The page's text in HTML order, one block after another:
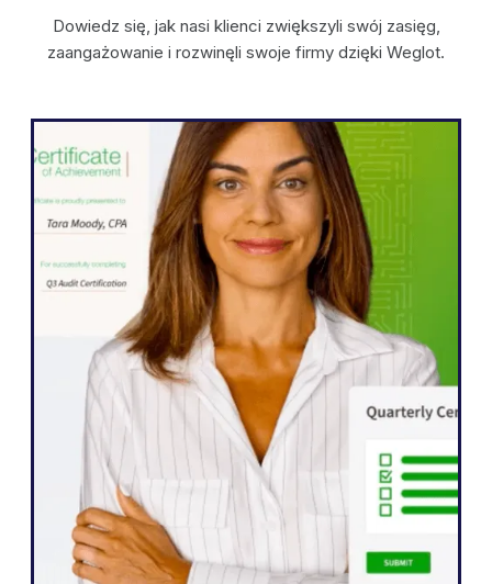
Dowiedz się, jak nasi klienci zwiększyli swój zasięg,
zaangażowanie i rozwinęli swoje firmy dzięki Weglot.
WordPress
Weglot umożliwił nam szybkie
rozszerzenie naszej strony internetowej
na pięć języków. Zauważyliśmy już
znaczną poprawę zaangażowania
naszych międzynarodowych odbiorców,
którzy są bardziej niż kiedykolwiek chętni
do interakcji z naszymi treściami".
John Springli
Senior Website Manager